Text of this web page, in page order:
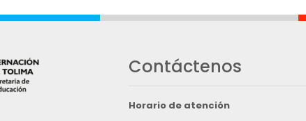
Contáctenos
Horario de atención